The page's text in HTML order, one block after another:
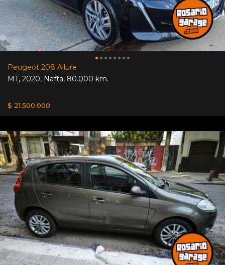
Peugeot 208 Allure
MT, 2020, Nafta, 80.000 km.
$ 21.500.000